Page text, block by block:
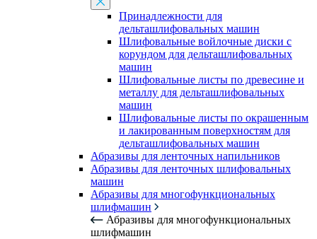
Принадлежности для
дельташлифовальных машин
Шлифовальные войлочные диски с
корундом для дельташлифовальных
машин
Шлифовальные листы по древесине и
металлу для дельташлифовальных
машин
Шлифовальные листы по окрашенным
и лакированным поверхностям для
дельташлифовальных машин
Абразивы для ленточных напильников
Абразивы для ленточных шлифовальных
машин
Абразивы для многофункциональных
шлифмашин
Абразивы для многофункциональных
шлифмашин